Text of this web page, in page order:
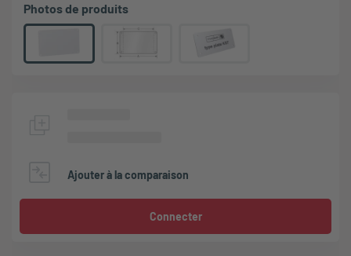
Photos de produits
Ajouter à la comparaison
Connecter